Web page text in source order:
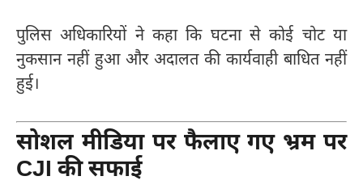
पुलिस अधिकारियों ने कहा कि घटना से कोई चोट या
नुकसान नहीं हुआ और अदालत की कार्यवाही बाधित नहीं
हुई।
सोशल मीडिया पर फैलाए गए भ्रम पर
CJI की सफाई